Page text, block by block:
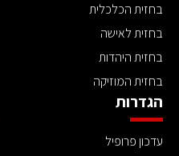
בחזית הכלכלית
בחזית לאישה
בחזית היהדות
בחזית המוזיקה
הגדרות
עדכון פרופיל